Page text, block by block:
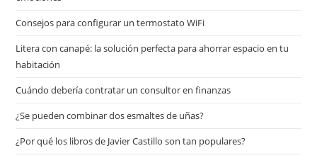
Consejos para configurar un termostato WiFi
Litera con canapé: la solución perfecta para ahorrar espacio en tu
habitación
Cuándo debería contratar un consultor en finanzas
¿Se pueden combinar dos esmaltes de uñas?
¿Por qué los libros de Javier Castillo son tan populares?